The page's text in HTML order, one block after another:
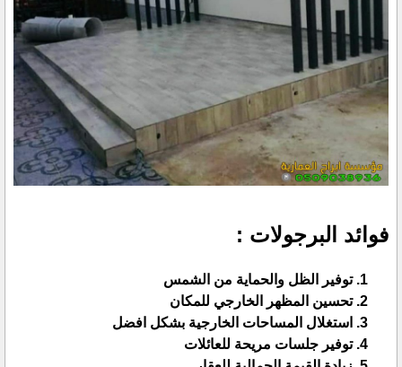
فوائد البرجولات :
توفير الظل والحماية من الشمس
تحسين المظهر الخارجي للمكان
استغلال المساحات الخارجية بشكل افضل
توفير جلسات مريحة للعائلات